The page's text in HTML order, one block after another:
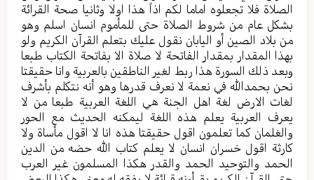
الصلاة فلا تجعلوه اماما لكم اذاً هذا اولا وثانيا صحة القرائة
بشكل عام من شروط الصلاة حتى للمأموم انسان اسلم وهو
من بلاد الصين أو اليابان نقول عليك بتعلم القرآن الكريم ولو
بهذا المقدار بمقدار الفاتحة لا صلاة الا بفاتحة الكتاب طبعا
وبعد ذلك السورة هذا ربط لغير الناطقين بالعربية وانا حقيقتا
نحن بحمدالله في نعمة لا نعرف قدرها وهو أنه نتكلم بأشرف
لغات الارض لغة اهل الجنة هي اللغة العربية طبعا من لا
يعرف العربية يعلم هذه اللغة ليمكنه الحديث مع الحور
والغلمان كما تعلمون اقول حقيقتا هذه انا لا اقول مأساة ولا
كارثة اقول خسران انسان لا يعلم كتاب الله حضه من الدين
الحمد والتوحيد الحمد والقدر هكذا المسلمون غير العرب